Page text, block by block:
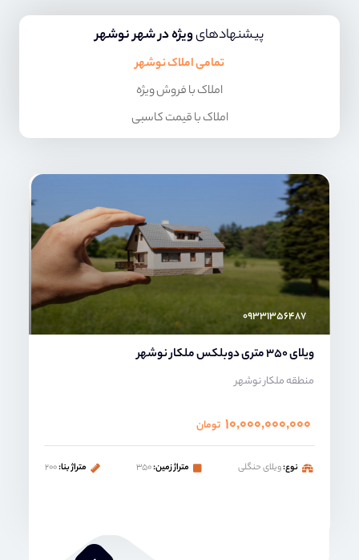
پیشنهادهایویژه در شهر نوشهر
تمامی املاک نوشهر
املاک با فروش ویژه
املاک با قیمت کاسبی
امیر خدابنده
۰۹۳۳۱۳۵۶۴۸۷
ویلای 350 متری دوبلکس ملکار نوشهر
منطقه ملکار نوشهر
۱۰,۰۰۰,۰۰۰,۰۰۰ تومان
نوع:ویلای حنگلی متراژ زمین:۳۵۰ متراژ بنا:۲۰۰